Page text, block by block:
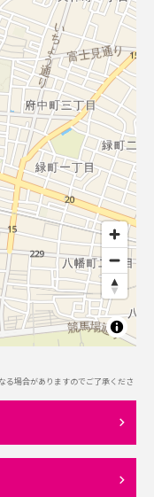
る場合がありますのでご了承くださ